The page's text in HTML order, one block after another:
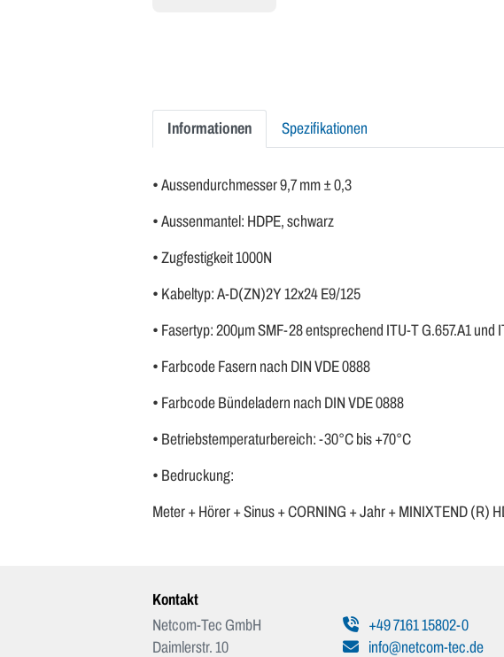
Informationen Spezifikationen
• Aussendurchmesser 9,7 mm ± 0,3
• Aussenmantel: HDPE, schwarz
• Zugfestigkeit 1000N
• Kabeltyp: A-D(ZN)2Y 12x24 E9/125
• Fasertyp: 200µm SMF-28 entsprechend ITU-T G.657.A1 und
• Farbcode Fasern nach DIN VDE 0888
• Farbcode Bündeladern nach DIN VDE 0888
• Betriebstemperaturbereich: -30°C bis +70°C
• Bedruckung:
Meter + Hörer + Sinus + CORNING + Jahr + MINIXTEND (R)
Kontakt
Netcom-Tec GmbH
Daimlerstr. 10
+49 7161 15802-0
info@netcom-tec.de